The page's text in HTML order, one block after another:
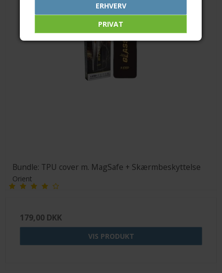
Bundle: TPU cover m. MagSafe + Skærmbeskyttelse
Orient
179,00 DKK
VIS PRODUKT
ERHVERV
PRIVAT